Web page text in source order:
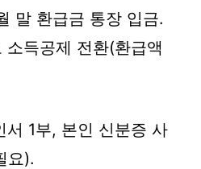
말 환급금 통장 입금.
소득공제 전환(환급액
서 1부, 본인 신분증 사
요).